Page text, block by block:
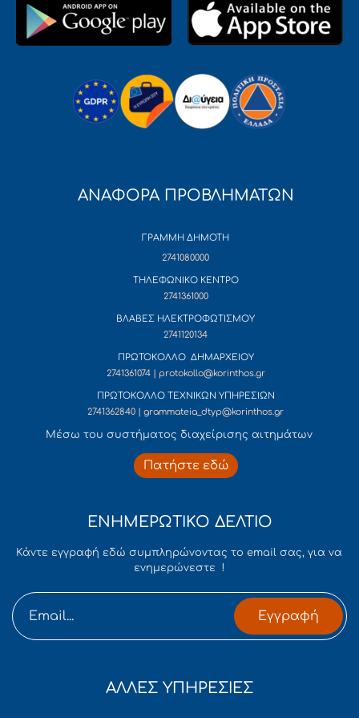
ΑΝΑΦΟΡΑ ΠΡΟΒΛΗΜΑΤΩΝ
ΓΡΑΜΜΗ ΔΗΜΟΤΗ
2741080000
ΤΗΛΕΦΩΝΙΚΟ ΚΕΝΤΡΟ
2741361000
ΒΛΑΒΕΣ ΗΛΕΚΤΡΟΦΩΤΙΣΜΟΥ
2741120134
ΠΡΩΤΟΚΟΛΛΟ ΔΗΜΑΡΧΕΙΟΥ
2741361074 | protokollo@korinthos.gr
ΠΡΩΤΟΚΟΛΛΟ ΤΕΧΝΙΚΩΝ ΥΠΗΡΕΣΙΩΝ
2741362840 | grammateia_dtyp@korinthos.gr
Mέσω του συστήματος διαχείρισης αιτημάτων
Πατήστε εδώ
ΕΝΗΜΕΡΩΤΙΚΟ ΔΕΛΤΙΟ
Κάντε εγγραφή εδώ συμπληρώνοντας το email σας, για να
ενημερώνεστε !
Εγγραφή
ΑΛΛΕΣ ΥΠΗΡΕΣΙΕΣ